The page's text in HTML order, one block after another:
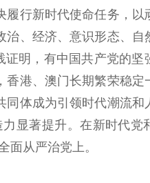
行新时代使命任务，以
、经济、意识形态、自
明，有中国共产党的坚
港、澳门长期繁荣稳定
体成为引领时代潮流和
显著提升。在新时代党
面从严治党上。